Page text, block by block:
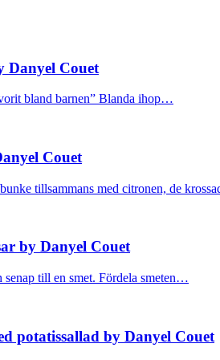
Danyel Couet
bland barnen” Blanda ihop…
Couet
tillsammans med citronen, de
by Danyel Couet
till en smet. Fördela smeten…
potatissallad by Danyel Couet